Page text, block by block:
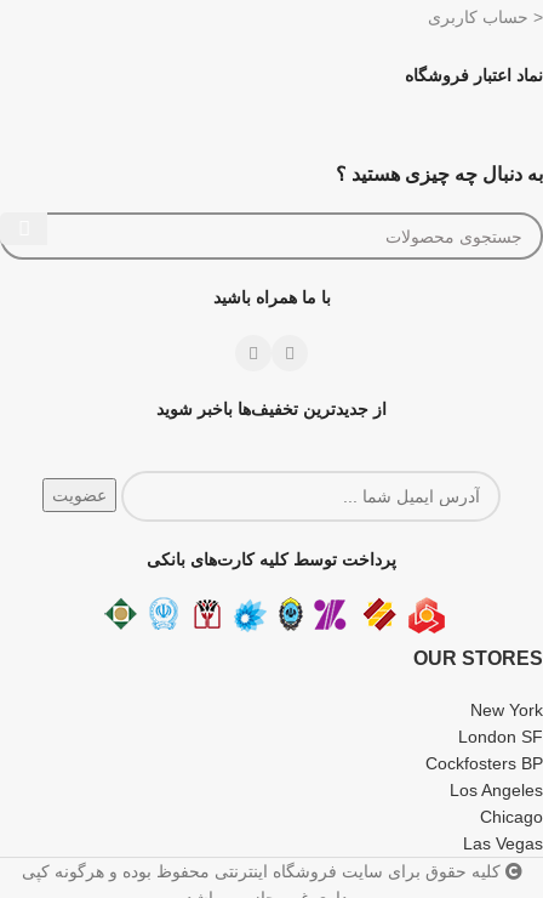
< حساب کاربری
نماد اعتبار فروشگاه
به دنبال چه چیزی هستید ؟
با ما همراه باشید
از جدیدترین تخفیف‌ها باخبر شوید
پرداخت توسط کلیه کارت‌های بانکی
OUR STORES
New York
London SF
Cockfosters BP
Los Angeles
Chicago
Las Vegas
کلیه حقوق برای سایت فروشگاه اینترنتی محفوظ بوده و هرگونه کپی